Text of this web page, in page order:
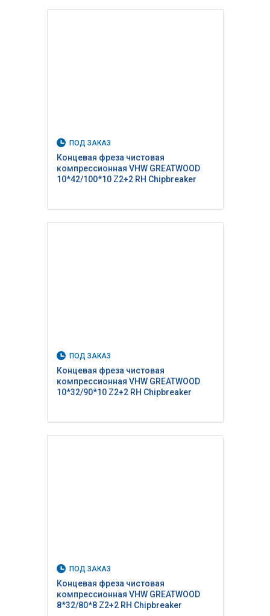
ПОД ЗАКАЗ
Концевая фреза чистовая
компрессионная VHW GREATWOOD
10*42/100*10 Z2+2 RH Сhipbreaker
ПОД ЗАКАЗ
Концевая фреза чистовая
компрессионная VHW GREATWOOD
10*32/90*10 Z2+2 RH Сhipbreaker
ПОД ЗАКАЗ
Концевая фреза чистовая
компрессионная VHW GREATWOOD
8*32/80*8 Z2+2 RH Сhipbreaker